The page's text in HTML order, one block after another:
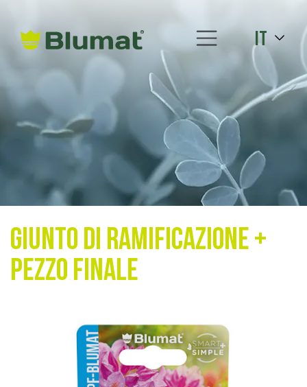
it
Giunto di ramificazione +
Pezzo finale